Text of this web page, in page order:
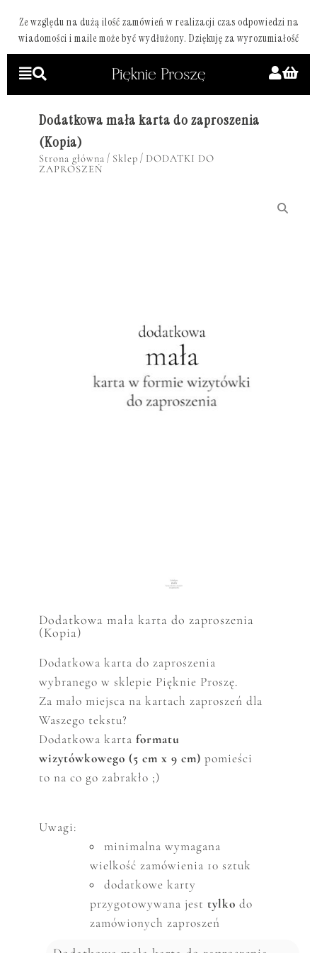
Ze względu na dużą ilość zamówień w realizacji czas odpowiedzi na
wiadomości i maile może być wydłużony. Dziękuję za wyrozumiałość
Dodatkowa mała karta do zaproszenia
(Kopia)
Strona główna / Sklep / DODATKI DO
ZAPROSZEŃ
Dodatkowa mała karta do zaproszenia
(Kopia)
Dodatkowa karta do zaproszenia
wybranego w sklepie Pięknie Proszę.
Za mało miejsca na kartach zaproszeń dla
Waszego tekstu?
Dodatkowa karta formatu
wizytówkowego (5 cm x 9 cm) pomieści
to na co go zabrakło ;)
Uwagi:
minimalna wymagana
wielkość zamówienia 10 sztuk
dodatkowe karty
przygotowywana jest tylko do
zamówionych zaproszeń